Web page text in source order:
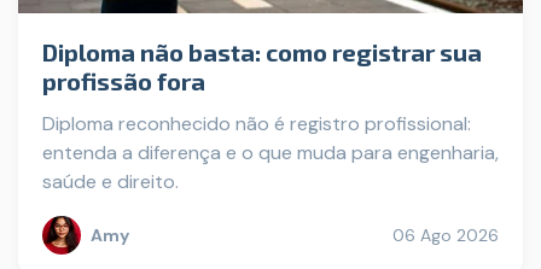
Diploma não basta: como registrar sua
profissão fora
Diploma reconhecido não é registro profissional:
entenda a diferença e o que muda para engenharia,
saúde e direito.
Amy 06 Ago 2026